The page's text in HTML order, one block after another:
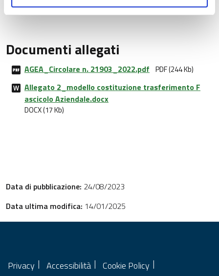
Documenti allegati
AGEA_Circolare n. 21903_2022.pdf PDF (244 Kb)
Allegato 2_modello costituzione trasferimento F
ascicolo Aziendale.docx
DOCX (17 Kb)
Data di pubblicazione: 24/08/2023
Data ultima modifica: 14/01/2025
Privacy Accessibilità
Cookie Policy